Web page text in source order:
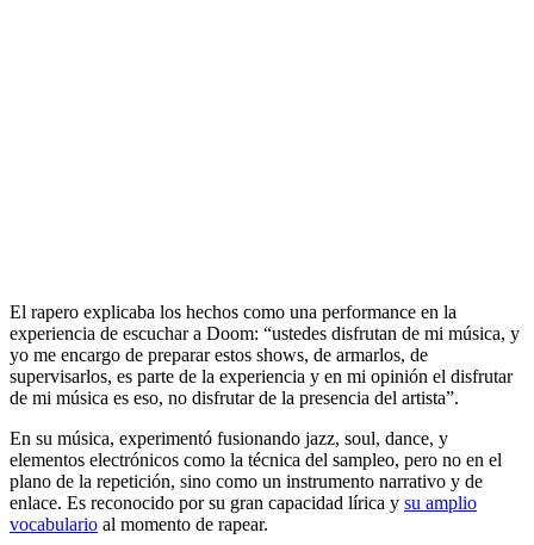
El rapero explicaba los hechos como una performance en la
experiencia de escuchar a Doom: “ustedes disfrutan de mi música, y
yo me encargo de preparar estos shows, de armarlos, de
supervisarlos, es parte de la experiencia y en mi opinión el disfrutar
de mi música es eso, no disfrutar de la presencia del artista”.
En su música, experimentó fusionando jazz, soul, dance, y
elementos electrónicos como la técnica del sampleo, pero no en el
plano de la repetición, sino como un instrumento narrativo y de
enlace. Es reconocido por su gran capacidad lírica y su amplio
vocabulario al momento de rapear.